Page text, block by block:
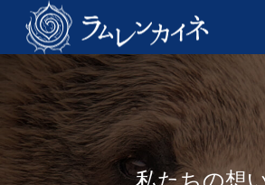
私たちの想